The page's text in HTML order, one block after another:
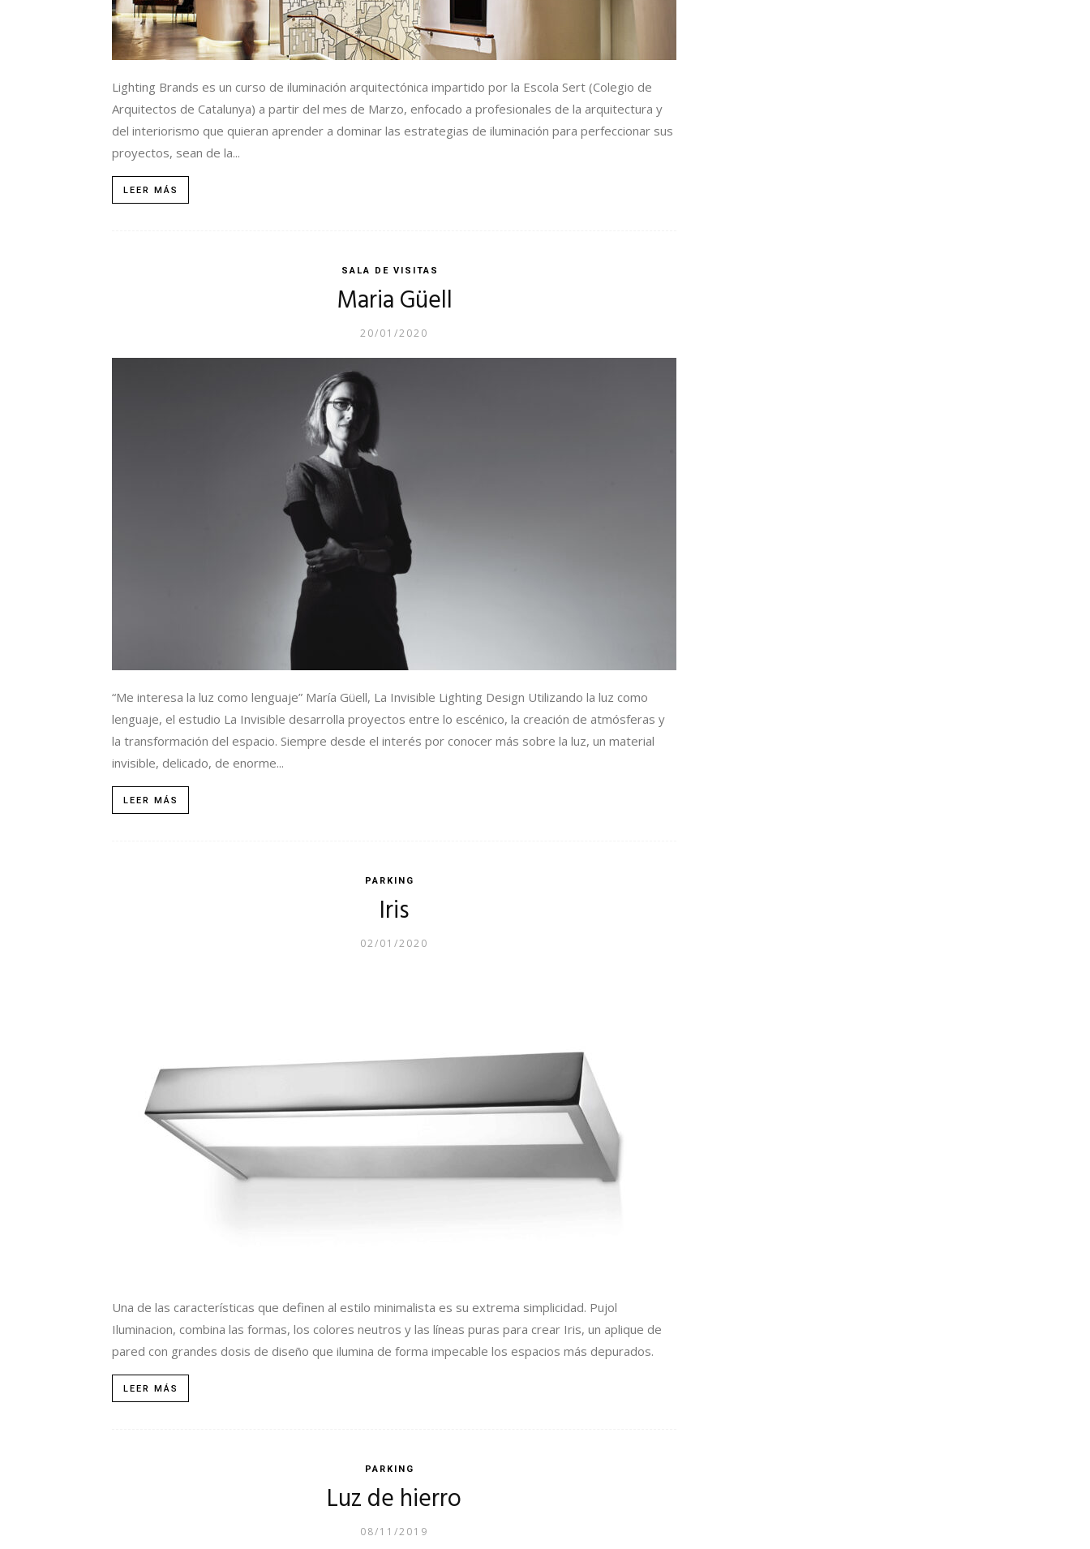
Lighting Brands es un curso de iluminación arquitectónica impartido por la Escola Sert (Colegio de
Arquitectos de Catalunya) a partir del mes de Marzo, enfocado a profesionales de la arquitectura y
del interiorismo que quieran aprender a dominar las estrategias de iluminación para perfeccionar sus
proyectos, sean de la...
LEER MÁS
SALA DE VISITAS
Maria Güell
20/01/2020
“Me interesa la luz como lenguaje” María Güell, La Invisible Lighting Design Utilizando la luz como
lenguaje, el estudio La Invisible desarrolla proyectos entre lo escénico, la creación de atmósferas y
la transformación del espacio. Siempre desde el interés por conocer más sobre la luz, un material
invisible, delicado, de enorme...
LEER MÁS
PARKING
Iris
02/01/2020
Una de las características que definen al estilo minimalista es su extrema simplicidad. Pujol
Iluminacion, combina las formas, los colores neutros y las líneas puras para crear Iris, un aplique de
pared con grandes dosis de diseño que ilumina de forma impecable los espacios más depurados.
LEER MÁS
PARKING
Luz de hierro
08/11/2019